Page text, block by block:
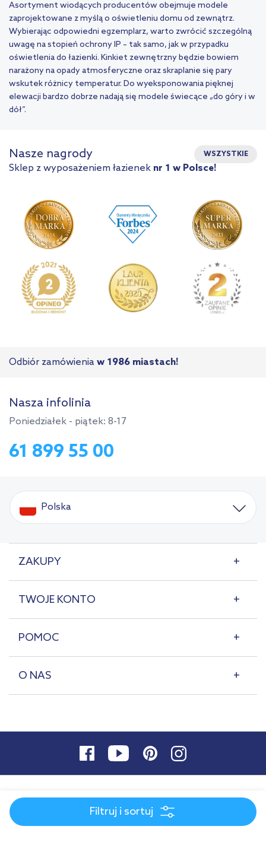
Asortyment wiodących producentów obejmuje modele
zaprojektowane z myślą o oświetleniu domu od zewnątrz.
Wybierając odpowiedni egzemplarz, warto zwrócić szczególną
uwagę na stopień ochrony IP – tak samo, jak w przypadku
oświetlenia do łazienki. Kinkiet zewnętrzny będzie bowiem
narażony na opady atmosferyczne oraz skraplanie się pary
wskutek różnicy temperatur. Do wyeksponowania pięknej
elewacji bardzo dobrze nadają się modele świecące „do góry i w
dół”.
Nasze nagrody WSZYSTKIE
Sklep z wyposażeniem łazienek nr 1 w Polsce!
Odbiór zamówienia w 1986 miastach!
Nasza infolinia
Poniedziałek - piątek: 8-17
61 899 55 00
Polska
ZAKUPY
TWOJE KONTO
POMOC
O NAS
Filtruj i sortuj